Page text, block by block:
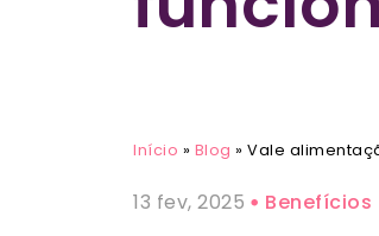
Início » Blog » Vale
13 fev, 2025 Benefícios